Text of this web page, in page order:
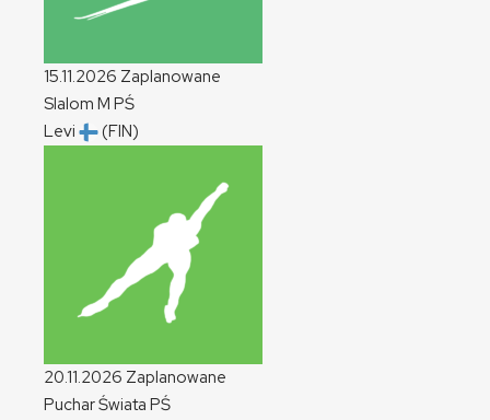
15.11.2026 Zaplanowane
Slalom M PŚ
Levi
(FIN)
20.11.2026 Zaplanowane
Puchar Świata PŚ